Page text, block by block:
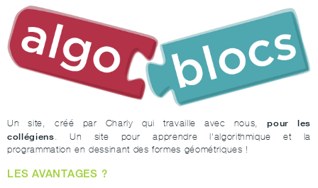
Un site, créé par Charly qui travaille avec nous,pour les
collégiens . Un site pour apprendre l'algorithmique et la
programmation en dessinant des formes géométriques !
LES AVANTAGES ?